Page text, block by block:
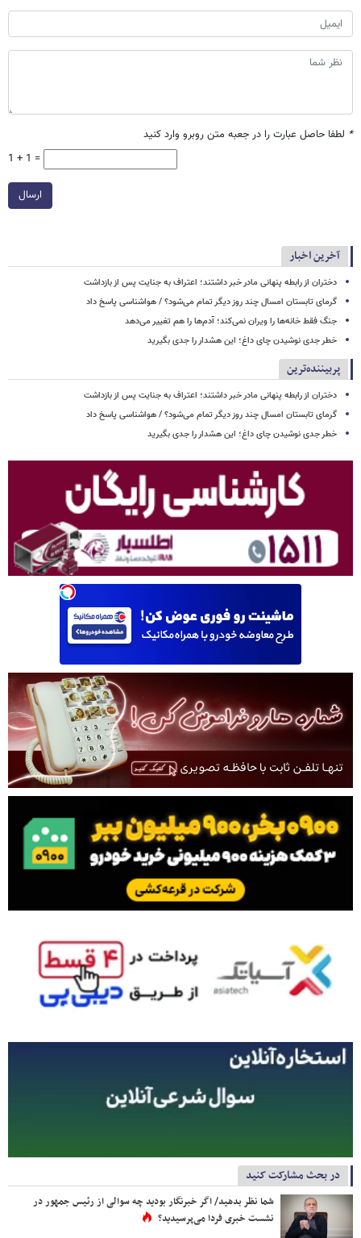
* لطفا حاصل عبارت را در جعبه متن روبرو وارد کنید
1 + 1 =
ارسال
آخرین اخبار
دختران از رابطه پنهانی مادر خبر داشتند؛ اعتراف به جنایت پس از بازداشت
گرمای تابستان امسال چند روز دیگر تمام می‌شود؟ / هواشناسی پاسخ داد
جنگ فقط خانه‌ها را ویران نمی‌کند؛ آدم‌ها را هم تغییر می‌دهد
خطر جدی نوشیدن چای داغ؛ این هشدار را جدی بگیرید
پربیننده‌ترین
دختران از رابطه پنهانی مادر خبر داشتند؛ اعتراف به جنایت پس از بازداشت
گرمای تابستان امسال چند روز دیگر تمام می‌شود؟ / هواشناسی پاسخ داد
خطر جدی نوشیدن چای داغ؛ این هشدار را جدی بگیرید
در بحث مشارکت کنید
شما نظر بدهید/ اگر خبرنگار بودید چه سوالی از رئیس جمهور در
نشست خبری فردا می‌پرسیدید؟